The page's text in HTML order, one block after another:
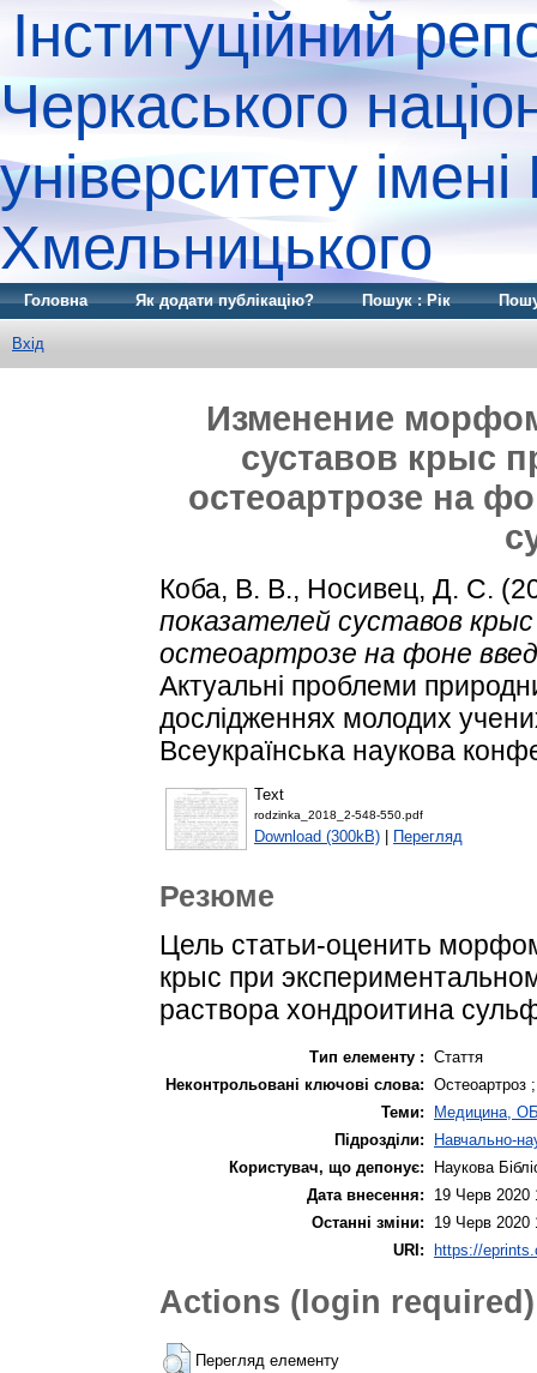
Інституційний
Черкаського
університету
Хмельницького
Головна Як додати публікацію? Пошук : Рік
Вхід
Изменение
суставов крыс
остеоартрозе на
Коба, В. В., Носивец, Д. С.
показателей суставов
остеоартрозе на фоне
Актуальні проблеми
дослідженнях молодих
Всеукраїнська наукова
Text
rodzinka_2018_2-548-550.pdf
Download (300kB) Перегляд
Резюме
Цель статьи-оценить
крыс при
раствора хондроитина
Тип елементу : Стаття
Неконтрольовані ключові слова: Остеоартроз
Теми:
Медицина,
Підрозділи:
Навчально-
Користувач, що депонує:
Наукова
Дата внесення:
19 Черв 2020
Останні зміни:
19 Черв 2020
URI: https://
Actions (login required)
Перегляд елементу